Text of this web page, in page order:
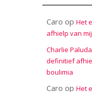
Caro op Het
afhielp van
Charlie
definitief
boulimia
Caro op Het